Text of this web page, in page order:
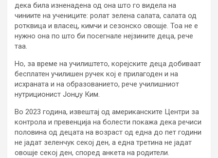
дека била изненадена од она што го видела на
чиниите на учениците: ролат зелена салата, салата од
ротквица и власец, кимчи и сезонско овошје. Тоа не е
нужно она по што би посегнале нејзините деца, рече
таа.
Но, за време на училиштето, корејските деца добиваат
бесплатен училишен ручек кој е прилагоден и на
исхраната и на образованието, рече училишниот
нутриционист Јонџу Ким.
Во 2023 година, извештај од американските Центри за
контрола и превенција на болести покажа дека речиси
половина од децата на возраст од една до пет години
не јадат зеленчук секој ден, а една третина не јадат
овошје секој ден, според анкета на родители.